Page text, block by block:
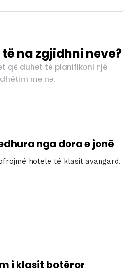
na zgjidhni neve?
që duhet të planifikoni një
me ne:
nga dora e jonë
hotele të klasit avangard.
i klasit botëror